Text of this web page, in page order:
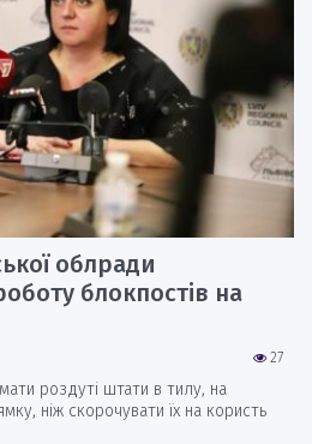
облради
блокпостів на
27
роздуті штати в тилу, на
ніж скорочувати їх на користь